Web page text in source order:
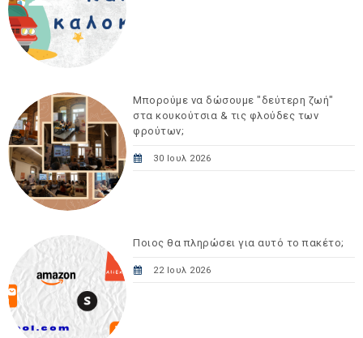
Μπορούμε να δώσουμε "δεύτερη ζωή"
στα κουκούτσια & τις φλούδες των
φρούτων;
30 Ιουλ 2026
Ποιος θα πληρώσει για αυτό το πακέτο;
22 Ιουλ 2026